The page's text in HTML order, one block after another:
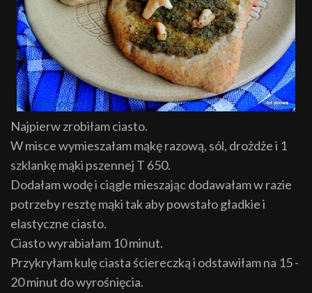
Najpierw zrobiłam ciasto.
W misce wymieszałam mąkę razową, sól, drożdże i 1
szklankę mąki pszennej T 650.
Dodałam wodę i ciągle mieszając dodawałam w razie
potrzeby resztę mąki tak aby powstało gładkie i
elastyczne ciasto.
Ciasto wyrabiałam 10 minut.
Przykryłam kulę ciasta ściereczką i odstawiłam na 15 -
20 minut do wyrośnięcia.